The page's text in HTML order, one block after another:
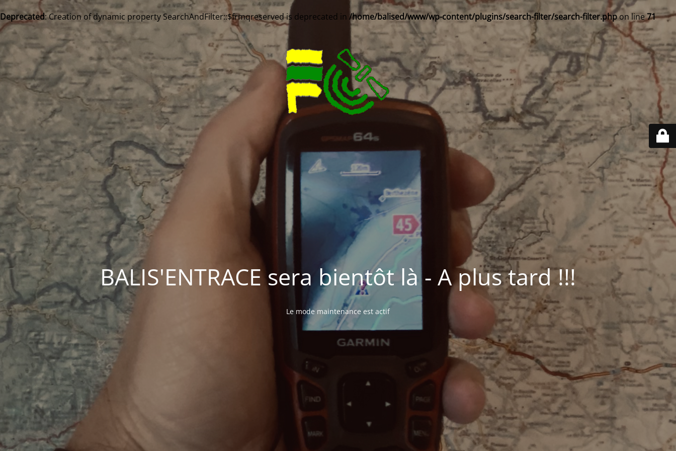
Deprecated: Creation of dynamic property SearchAndFilter::$frmqreserved is deprecated in /home/balised/www/wp-content/plugins/search-filter/search-filter.phpon line71
BALIS'ENTRACE sera bientôt là - A plus tard !!!
Le mode maintenance est actif